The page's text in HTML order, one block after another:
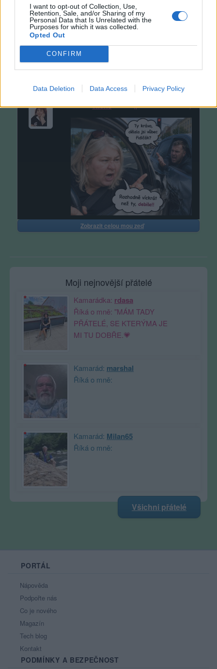
I want to opt-out of Collection, Use,
Retention, Sale, and/or Sharing of my
Personal Data that Is Unrelated with the
Purposes for which it was collected.
Opted Out
CONFIRM
Data Deletion Data Access Privacy Policy
Thoris (před 13 minutami)
Zobrazit celou mou zeď
Moji nejnovější přátelé
Kamarádka: rdasa
Říká o mně: "MÁM TADY
PŘÁTELÉ, SE KTERÝMA JE
MI TU DOBŘE.💗
Kamarád: marshal
Říká o mně:
Kamarád: Milan65
Říká o mně:
Všichni přátelé
PORTÁL
Nápověda
Podpořte nás
Co je nového
Magazín
Tech blog
Kontakt
PODMÍNKY A BEZPEČNOST